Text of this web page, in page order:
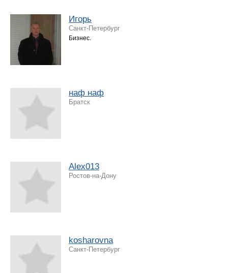
Игорь
Санкт-Петербург
Бизнес.
наф наф
Братск
Alex013
Ростов-на-Дону
kosharovna
Санкт-Петербург